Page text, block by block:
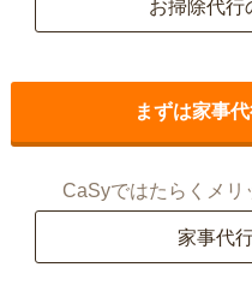
お掃除代行
まずは家事
CaSyではたらくメリ
家事代